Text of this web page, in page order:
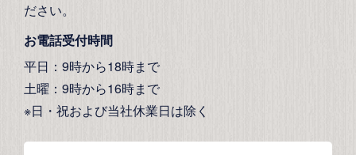
ださい。
お電話受付時間
平日：9時から18時まで
土曜：9時から16時まで
※日・祝および当社休業日は除く